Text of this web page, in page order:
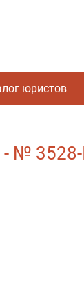
юристов
- №